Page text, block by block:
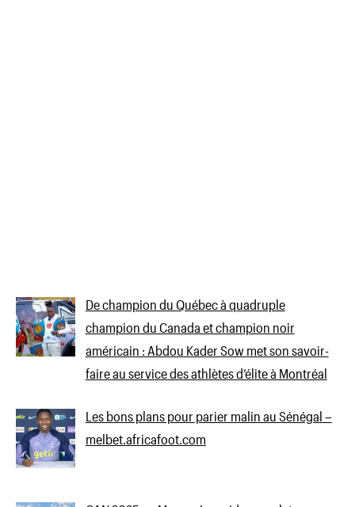
De champion du Québec à quadruple
champion du Canada et champion noir
américain : Abdou Kader Sow met son savoir-
faire au service des athlètes d’élite à Montréal
Les bons plans pour parier malin au Sénégal –
melbet.africafoot.com